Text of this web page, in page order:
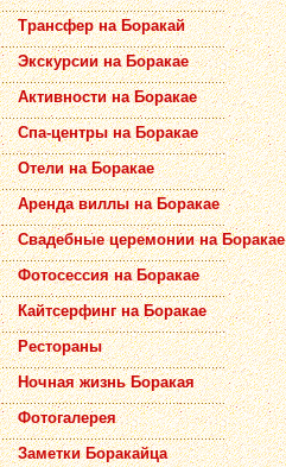
Трансфер на Боракай
Экскурсии на Боракае
Активности на Боракае
Спа-центры на Боракае
Отели на Боракае
Аренда виллы на Боракае
Свадебные церемонии на Боракае
Фотосессия на Боракае
Кайтсерфинг на Боракае
Рестораны
Ночная жизнь Боракая
Фотогалерея
Заметки Боракайца